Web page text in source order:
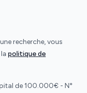
recherche, vous
politique de
de 100.000€ - N°